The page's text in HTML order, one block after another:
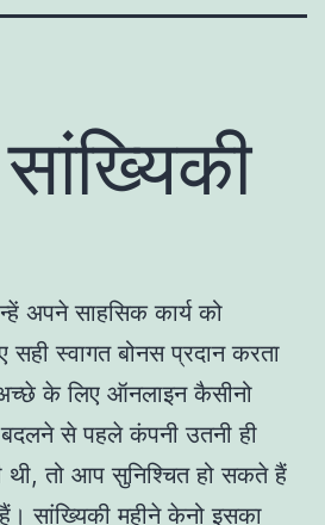
अपने साहसिक कार्य को
स्वागत बोनस प्रदान करता
के लिए ऑनलाइन कैसीनो
से पहले कंपनी उतनी ही
थी, तो आप सुनिश्चित हो सकते हैं
सांख्यिकी महीने केनो इसका